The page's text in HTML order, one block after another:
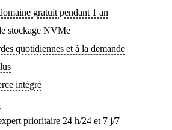
gratuit pendant 1 an
stockage NVMe
quotidiennes et à la demande
intégré
prioritaire 24 h/24 et 7 j/7